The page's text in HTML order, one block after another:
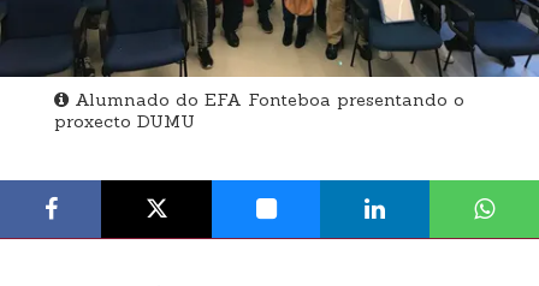
Alumnado do EFA Fonteboa presentando o
proxecto DUMU